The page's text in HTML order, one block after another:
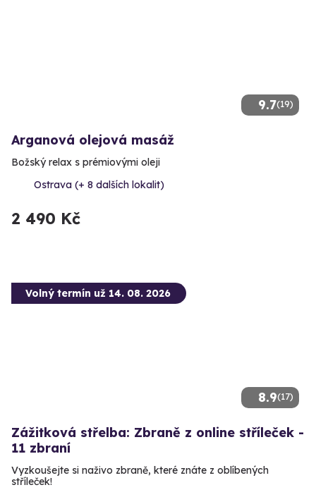
9.7(19)
Arganová olejová masáž
Božský relax s prémiovými oleji
Ostrava (+ 8 dalších lokalit)
2 490 Kč
8.9(17)
Volný termín už 14. 08. 2026
Zážitková střelba: Zbraně z online stříleček -
11 zbraní
Vyzkoušejte si naživo zbraně, které znáte z oblíbených
stříleček!